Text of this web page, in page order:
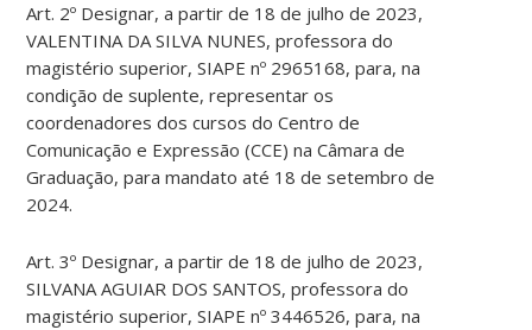
Art. 2º Designar, a partir de 18 de julho de 2023,
VALENTINA DA SILVA NUNES, professora do
magistério superior, SIAPE nº 2965168, para, na
condição de suplente, representar os
coordenadores dos cursos do Centro de
Comunicação e Expressão (CCE) na Câmara de
Graduação, para mandato até 18 de setembro de
2024.
Art. 3º Designar, a partir de 18 de julho de 2023,
SILVANA AGUIAR DOS SANTOS, professora do
magistério superior, SIAPE nº 3446526, para, na